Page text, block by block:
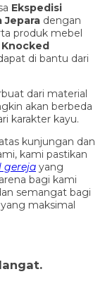
Ekspedisi
Jepara dengan
produk mebel
Knocked
di bantu dari
dari material
akan berbeda
karakter kayu.
kunjungan dan
kami pastikan
gereja yang
bagi kami
semangat bagi
maksimal